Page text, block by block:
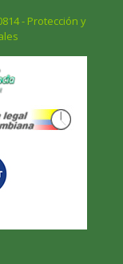
- Protección y